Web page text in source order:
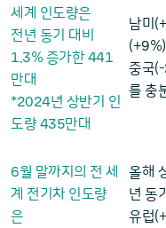
세계 인도량은
전년 동기 대비
1.3% 증가한441
만대
*2024년 상반기 인
도량 435만대
남미(+
(+9
중국(-
를 충
6월 말까지의 전 세
계 전기차 인도량
은
올해
년 동기
유럽(+